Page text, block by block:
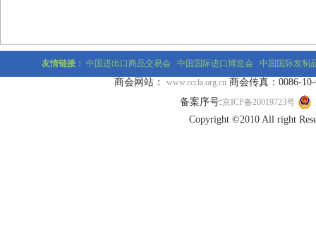
友情链接： 中国进出口商品交易会 中国国际进口博览会 中国国际发制
商会网站： www.cccla.org.cn 商会传真：0086-10-
备案序号:京ICP备20019723号
Copyright ©2010 All right